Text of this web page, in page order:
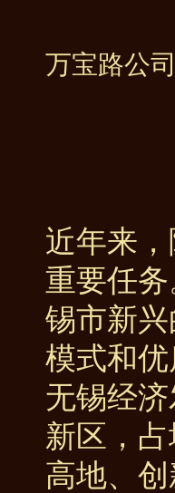
万宝路公
近年来
重要任
锡市新
模式和
无锡经
新区，
高地、